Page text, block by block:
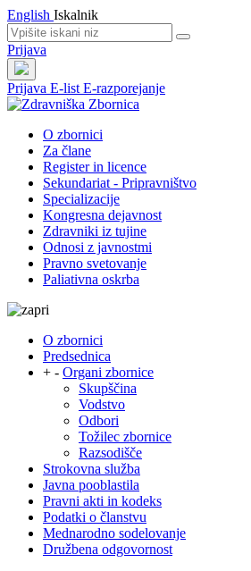
English Iskalnik
Prijava
Prijava E-list E-razporejanje
O zbornici
Za člane
Register in licence
Sekundariat - Pripravništvo
Specializacije
Kongresna dejavnost
Zdravniki iz tujine
Odnosi z javnostmi
Pravno svetovanje
Paliativna oskrba
O zbornici
Predsednica
+ - Organi zbornice
Skupščina
Vodstvo
Odbori
Tožilec zbornice
Razsodišče
Strokovna služba
Javna pooblastila
Pravni akti in kodeks
Podatki o članstvu
Mednarodno sodelovanje
Družbena odgovornost